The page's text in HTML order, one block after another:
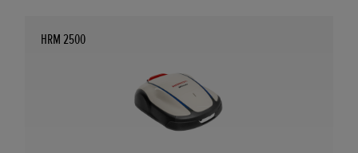
HRM 2500